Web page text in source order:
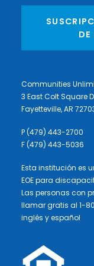
Communities
3 East Colt Square
Fayetteville, AR
P (479) 443-2700
F (479) 443-5036
Esta institución es
EOE para
Las personas con
llamar gratis al 1-
inglés y español